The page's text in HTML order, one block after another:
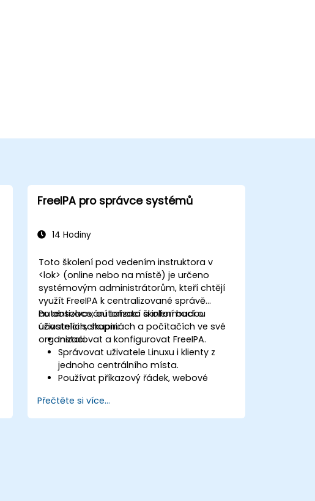
FreeIPA pro správce systémů
14 Hodiny
Toto školení pod vedením instruktora v
<lok> (online nebo na místě) je určeno
systémovým administrátorům, kteří chtějí
využít FreeIPA k centralizované správě
autentizace, autorizací a informací o
uživatelích, skupinách a počítačích ve své
organizaci.
Po absolvování tohoto školení budou
účastníci schopni:
Instalovat a konfigurovat FreeIPA.
Správovat uživatele Linuxu i klienty z
jednoho centrálního místa.
Používat příkazový řádek, webové
nastavení a správě oprávnění.
Umožnit jednotné přihlašování napříč
Přečtěte si více...